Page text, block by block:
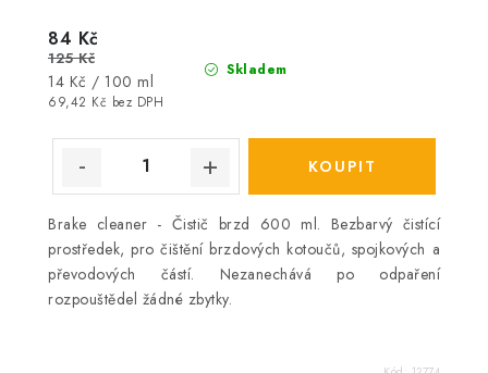
Skladem
69,42 Kč bez DPH
84 Kč
125 Kč
Měrná
cena:
14 Kč / 100 ml
Brake cleaner - Čistič brzd 600 ml. Bezbarvý čistící
prostředek, pro čištění brzdových kotoučů, spojkových a
převodových částí. Nezanechává po odpaření
rozpouštědel žádné zbytky.